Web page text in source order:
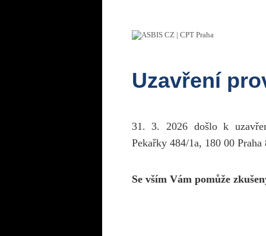
Uzavření
31. 3. 2026 došlo k
Pekařky 484/1a, 180 00 Praha
Se vším Vám pomůže